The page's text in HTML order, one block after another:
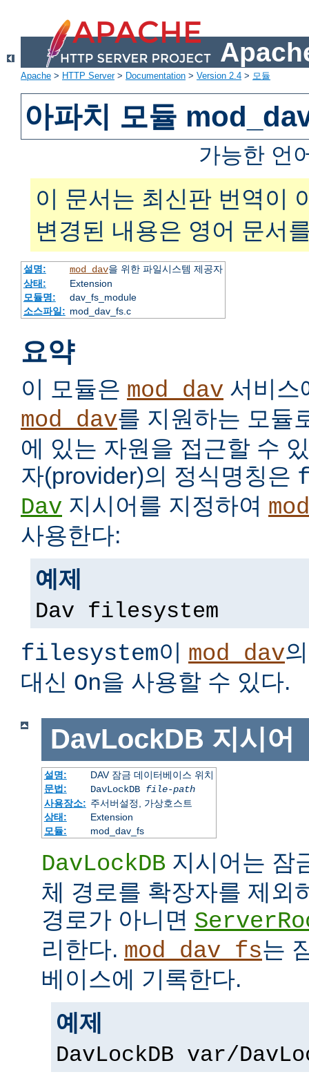
Apache > HTTP Server> Documentation > Version 2.4 > 모듈
아파치 모듈
가능한 언
이 문서는 최신판 번역이
변경된 내용은 영어 문서
설명: mod_dav을 위한 파일시스템 제공자
상태:
Extension
모듈명:
dav_fs_module
소스파일: mod_dav_fs.c
요약
이 모듈은 mod_dav 서비
mod_dav를 지원하는 모듈
에 있는 자원을 접근할 수
자(provider)의 정식명칭은
Dav 지시어를 지정하여
사용한다:
예제
Dav filesystem
filesystem이 mod_dav
대신 On을 사용할 수 있다.
DavLockDB 지시어
설명:
DAV 잠금 데이터베이스 위치
문법:
DavLockDB file-path
사용장소: 주서버설정, 가상호스트
상태:
Extension
모듈:
mod_dav_fs
DavLockDB 지시어는 잠
체 경로를 확장자를 제외
경로가 아니면
리한다. mod_dav_fs는
베이스에 기록한다.
예제
DavLockDB var/